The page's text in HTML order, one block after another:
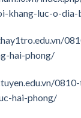
khang-luc-o-dia-
hai-phong/
hai-phong/